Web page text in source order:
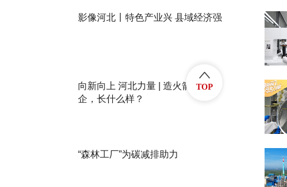
影像河北丨特色产业兴 县域经济强
向新向上 河北力量 | 造火箭的民
企，长什么样？
“森林工厂”为碳减排助力
TOP